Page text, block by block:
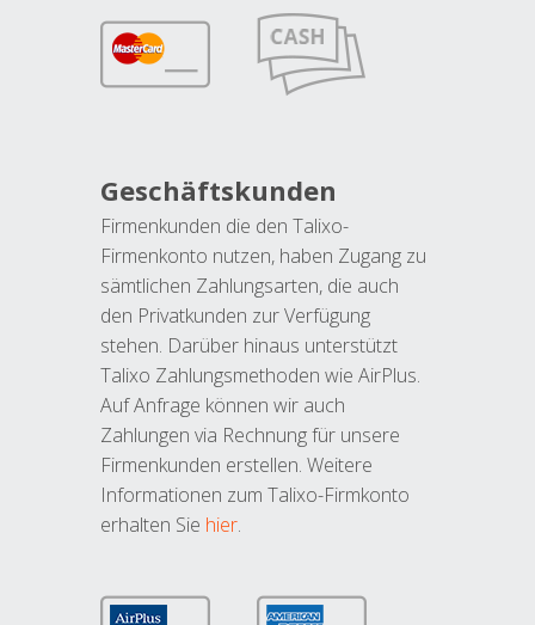
Geschäftskunden
Firmenkunden die den Talixo-
Firmenkonto nutzen, haben Zugang zu
sämtlichen Zahlungsarten, die auch
den Privatkunden zur Verfügung
stehen. Darüber hinaus unterstützt
Talixo Zahlungsmethoden wie AirPlus.
Auf Anfrage können wir auch
Zahlungen via Rechnung für unsere
Firmenkunden erstellen. Weitere
Informationen zum Talixo-Firmkonto
erhalten Sie hier.